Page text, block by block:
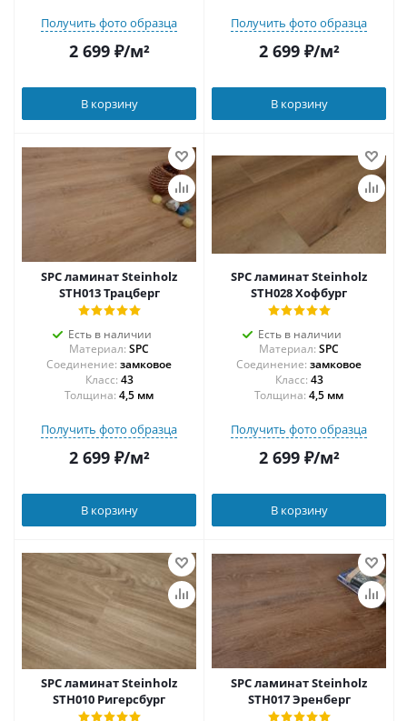
Получить фото образца
2 699₽/м²
В корзину
Получить фото образца
2 699₽/м²
В корзину
SPC ламинат Steinholz
STH013 Трацберг
Есть в наличии
Материал: SPC
Соединение: замковое
43
Толщина: 4,5 мм
Получить фото образца
2 699₽/м²
В корзину
SPC ламинат Steinholz
STH028 Хофбург
Есть в наличии
Материал: SPC
Соединение: замковое
43
Толщина: 4,5 мм
Получить фото образца
2 699₽/м²
В корзину
SPC ламинат Steinholz
STH010 Ригерсбург
SPC ламинат Steinholz
STH017 Эренберг